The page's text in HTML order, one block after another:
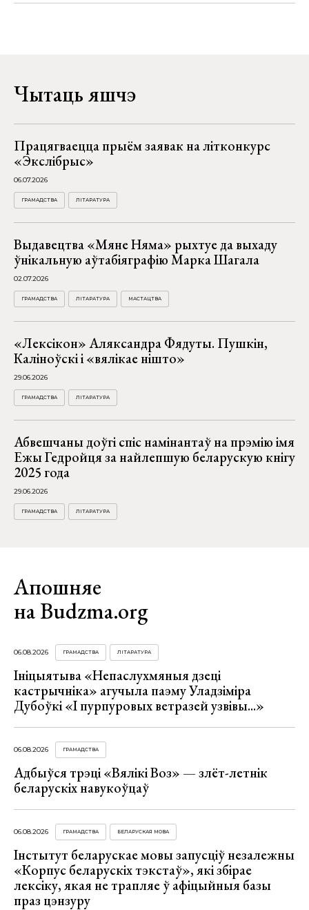
Чытаць яшчэ
Працягваецца прыём заявак на літконкурс
«Экслібрыс»
06.07.2026
ГРАМАДСТВА ЛІТАРАТУРА
Выдавецтва «Мяне Няма» рыхтуе да выхаду
ўнікальную аўтабіяграфію Марка Шагала
02.07.2026
ГРАМАДСТВА ЛІТАРАТУРА МАСТАЦТВА
«Лексікон» Аляксандра Фядуты. Пушкін,
Каліноўскі і «вялікае нішто»
29.06.2026
ГРАМАДСТВА ЛІТАРАТУРА
Абвешчаны доўгі спіс намінантаў на прэмію імя
Ежы Гедройця за найлепшую беларускую кнігу
2025 года
29.06.2026
ГРАМАДСТВА ЛІТАРАТУРА
Апошняе
на Budzma.org
06.08.2026 ГРАМАДСТВА ЛІТАРАТУРА
Ініцыятыва «Непаслухмяныя дзеці
кастрычніка» агучыла паэму Уладзіміра
Дубоўкі «І пурпуровых ветразей узвівы...»
06.08.2026 ГРАМАДСТВА
Адбыўся трэці «Вялікі Воз» — злёт-летнік
беларускіх навукоўцаў
06.08.2026 ГРАМАДСТВА БЕЛАРУСКАЯ МОВА
Інстытут беларускае мовы запусціў незалежны
«Корпус беларускіх тэкстаў», які збірае
лексіку, якая не трапляе ў афіцыйныя базы
праз цэнзуру